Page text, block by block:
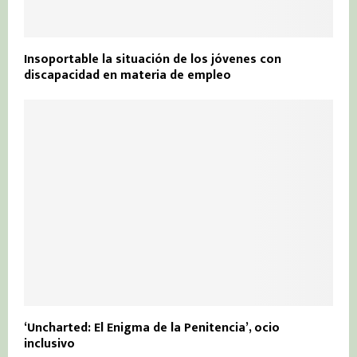
Insoportable la situación de los jóvenes con
discapacidad en materia de empleo
‘Uncharted: El Enigma de la Penitencia’, ocio
inclusivo